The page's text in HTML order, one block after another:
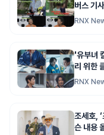
버스 기
RNX
'유부녀
리 위한
RNX
조세호,
슨 내용